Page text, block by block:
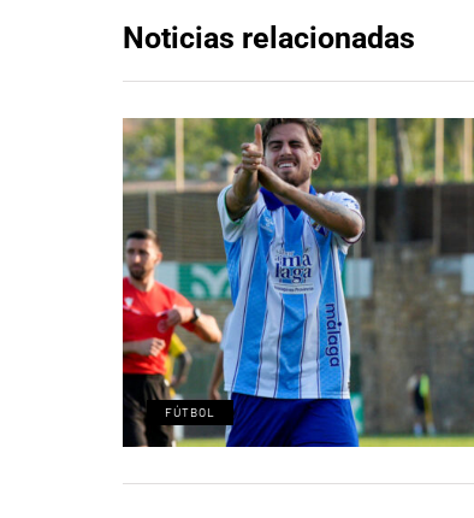
Noticias relacionadas
FÚTBOL